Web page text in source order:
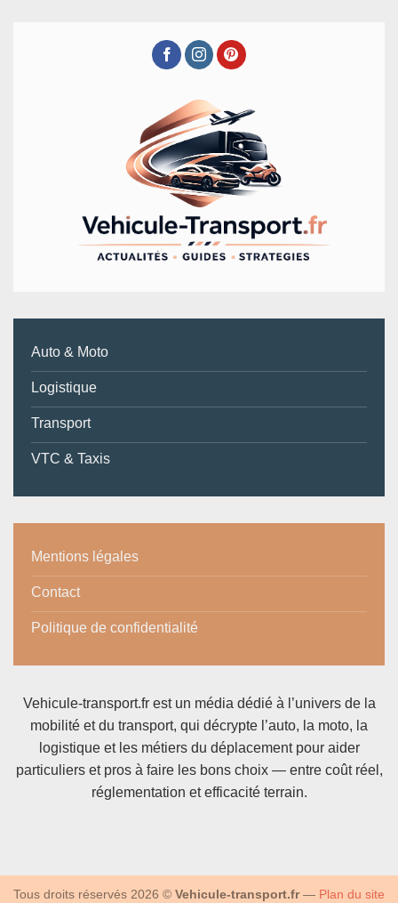
Auto & Moto
Logistique
Transport
VTC & Taxis
Mentions légales
Contact
Politique de confidentialité
Vehicule-transport.fr est un média dédié à l’univers de la
mobilité et du transport, qui décrypte l’auto, la moto, la
logistique et les métiers du déplacement pour aider
particuliers et pros à faire les bons choix — entre coût réel,
réglementation et efficacité terrain.
Tous droits réservés 2026 © Vehicule-transport.fr— Plan du site